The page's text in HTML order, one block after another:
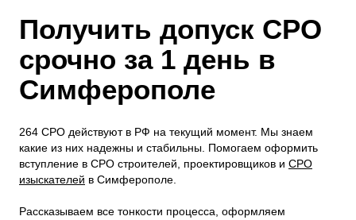
Получить допуск СРО
срочно за 1 день в
Симферополе
264 СРО действуют в РФ на текущий момент. Мы знаем
какие из них надежны и стабильны. Помогаем оформить
вступление в СРО строителей, проектировщиков и СРО
изыскателей в Симферополе.
Рассказываем все тонкости процесса, оформляем